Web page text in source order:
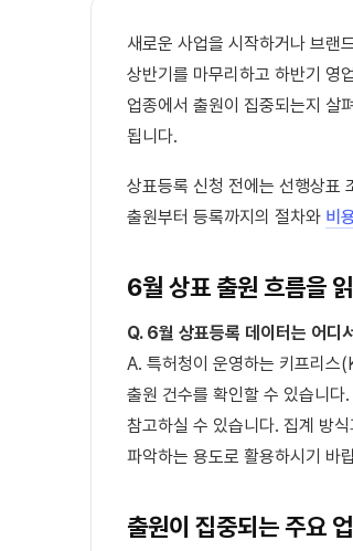
새로운 사업을 시작하거나 브랜
상반기를 마무리하고 하반기 영
업종에서 출원이 집중되는지 살
됩니다.
상표등록 신청 전에는 선행상표
출원부터 등록까지의 절차와 비
6월 상표 출원 흐름을
Q. 6월 상표등록 데이터는 어디
A. 특허청이 운영하는 키프리스
출원 건수를 확인할 수 있습니다
참고하실 수 있습니다. 집계 방
파악하는 용도로 활용하시기 바
출원이 집중되는 주요